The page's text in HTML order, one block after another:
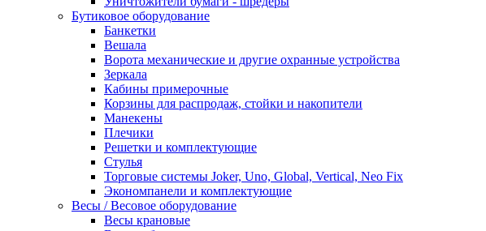
Бутиковое оборудование
Банкетки
Вешала
Ворота механические и другие охранные устройства
Зеркала
Кабины примерочные
Корзины для распродаж, стойки и накопители
Манекены
Плечики
Решетки и комплектующие
Стулья
Торговые системы Joker, Uno, Global, Vertical, Neo Fix
Экономпанели и комплектующие
Весы / Весовое оборудование
Весы крановые